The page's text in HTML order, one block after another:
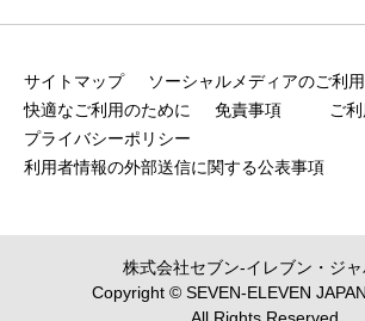
サイトマップ
ソーシャルメディアのご利
快適なご利用のために
免責事項
ご
プライバシーポリシー
利用者情報の外部送信に関する公表事項
株式会社セブン‐イレブン・ジ
Copyright © SEVEN-ELEVEN